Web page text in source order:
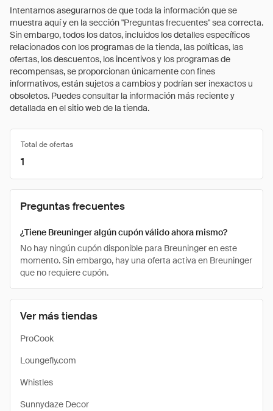
Intentamos asegurarnos de que toda la información que se
muestra aquí y en la sección "Preguntas frecuentes" sea correcta.
Sin embargo, todos los datos, incluidos los detalles específicos
relacionados con los programas de la tienda, las políticas, las
ofertas, los descuentos, los incentivos y los programas de
recompensas, se proporcionan únicamente con fines
informativos, están sujetos a cambios y podrían ser inexactos u
obsoletos. Puedes consultar la información más reciente y
detallada en el sitio web de la tienda.
Ver más tiendas
ProCook
Loungefly.com
Whistles
Sunnydaze Decor
Total de ofertas
1
Preguntas frecuentes
¿Tiene Breuninger algún cupón válido ahora mismo?
No hay ningún cupón disponible para Breuninger en este
momento. Sin embargo, hay una oferta activa en Breuninger
que no requiere cupón.